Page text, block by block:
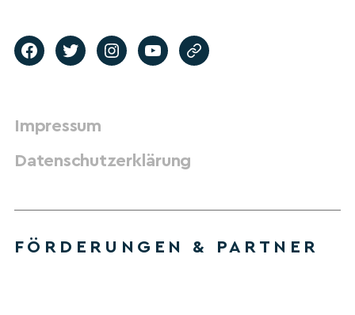
Impressum
Datenschutzerklärung
FÖRDERUNGEN & PARTNER